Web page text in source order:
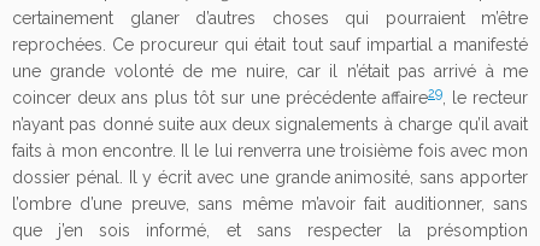
certainement glaner d’autres choses qui pourraient m’être
reprochées. Ce procureur qui était tout sauf impartial a manifesté
une grande volonté de me nuire, car il n’était pas arrivé à me
coincer deux ans plus tôt sur une précédente affaire29
, le recteur
n’ayant pas donné suite aux deux signalements à charge qu’il avait
faits à mon encontre. Il le lui renverra une troisième fois avec mon
dossier pénal. Il y écrit avec une grande animosité, sans apporter
l’ombre d’une preuve, sans même m’avoir fait auditionner, sans
que j’en sois informé, et sans respecter la présomption